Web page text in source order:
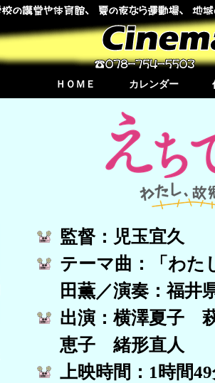
ＨＯＭＥ カレンダー
監督：児玉宜久
テーマ曲：「わた
田薫／演奏：福井
出演：横澤夏子
恵子 緒形直人
上映時間：1時間